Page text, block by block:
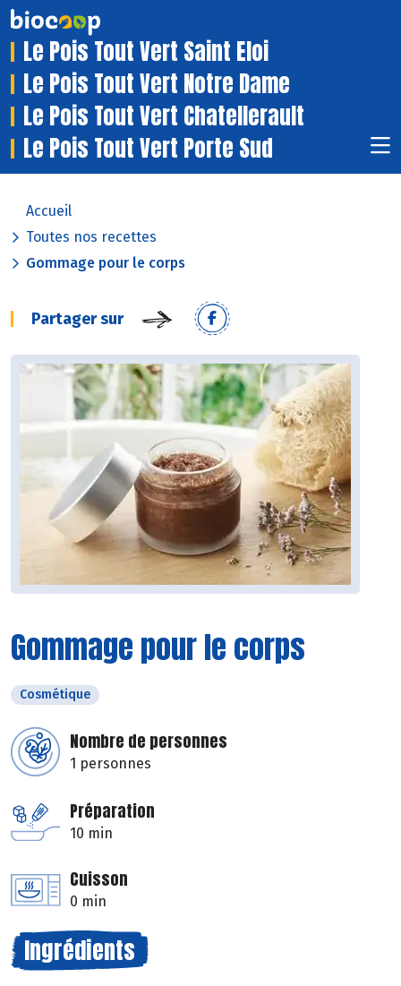
Le Pois Tout Vert Saint Eloi
Le Pois Tout Vert Notre Dame
Le Pois Tout Vert Chatellerault
Le Pois Tout Vert Porte Sud
Accueil
Toutes nos recettes
Gommage pour le corps
Partager sur
Gommage pour le corps
Cosmétique
Nombre de personnes
1 personnes
Préparation
10 min
Cuisson
0 min
Ingrédients